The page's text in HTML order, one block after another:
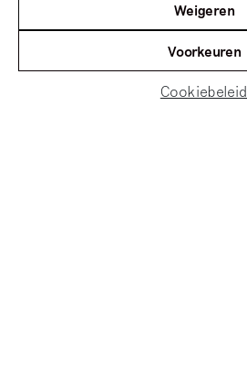
Weigeren
Voorkeuren
Cookiebeleid